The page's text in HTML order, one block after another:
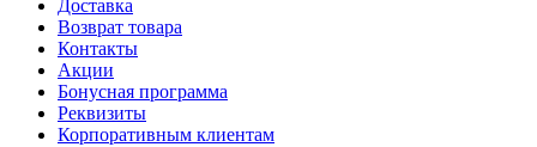
Доставка
Возврат товара
Контакты
Акции
Бонусная программа
Реквизиты
Корпоративным клиентам